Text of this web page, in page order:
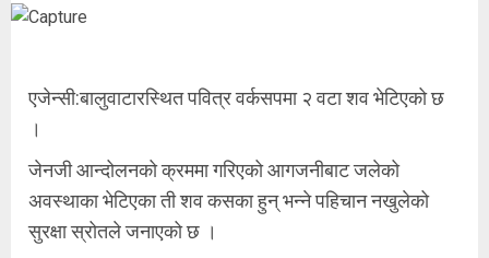
एजेन्सी:बालुवाटारस्थित पवित्र वर्कसपमा २ वटा शव भेटिएको छ
।
जेनजी आन्दोलनको क्रममा गरिएको आगजनीबाट जलेको
अवस्थाका भेटिएका ती शव कसका हुन् भन्ने पहिचान नखुलेको
सुरक्षा स्रोतले जनाएको छ ।